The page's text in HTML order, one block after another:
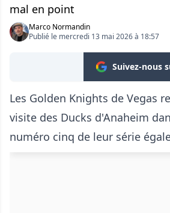
mal en point
Marco Normandin
Publié le mercredi 13 mai 2026 à 18:57
Suivez-nous
Les Golden Knights de Vegas
visite des Ducks d'Anaheim
numéro cinq de leur série